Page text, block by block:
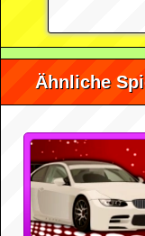
Ähnliche